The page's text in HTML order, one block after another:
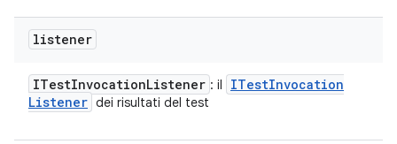
listener
ITestInvocationListener : il ITestInvocation
Listener dei risultati del test